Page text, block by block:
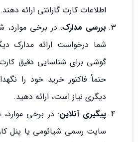
اطلاعات کارت گارانتی ارائه دهند.
بررسی مدارک: در برخی
شما درخواست ارائه مدارک
گوشی برای شناسایی دقیق کارت
حتماً فاکتور خرید خود را
دیگری نیاز است، ارائه دهید.
پیگیری آنلاین: در برخی
سایت رسمی شیائومی یا پنل